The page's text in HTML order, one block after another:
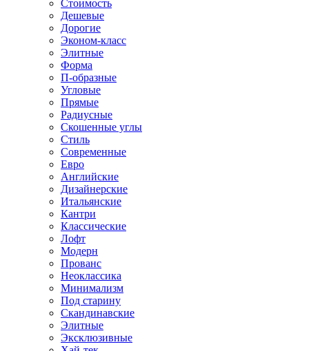
Стоимость
Дешевые
Дорогие
Эконом-класс
Элитные
Форма
П-образные
Угловые
Прямые
Радиусные
Скошенные углы
Стиль
Современные
Евро
Английские
Дизайнерские
Итальянские
Кантри
Классические
Лофт
Модерн
Прованс
Неоклассика
Минимализм
Под старину
Скандинавские
Элитные
Эксклюзивные